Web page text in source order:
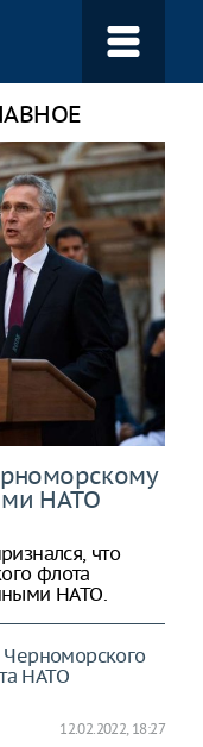
НАТО
что
флота
НАТО.
НАТО
12.02.2022, 18:27